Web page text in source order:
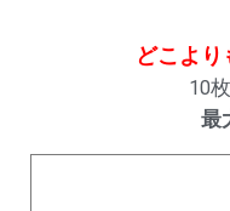
どこより
10
最